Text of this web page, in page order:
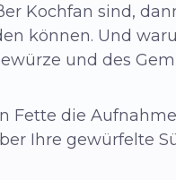
Kochfan sind,
können. Und
und des
Fette die
Ihre gewürfelte